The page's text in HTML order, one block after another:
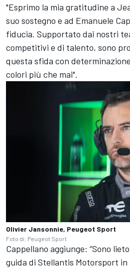
"Esprimo la mia gratitudine a
suo sostegno e ad Emanuele
fiducia. Supportato dai nostri
competitivi e di talento, sono
questa sfida con
colori più che mai".
Olivier Jansonnie, Peugeot Sport
Foto di: Peugeot Sport
Cappellano aggiunge: “Sono
guida di Stellantis Motorsport in